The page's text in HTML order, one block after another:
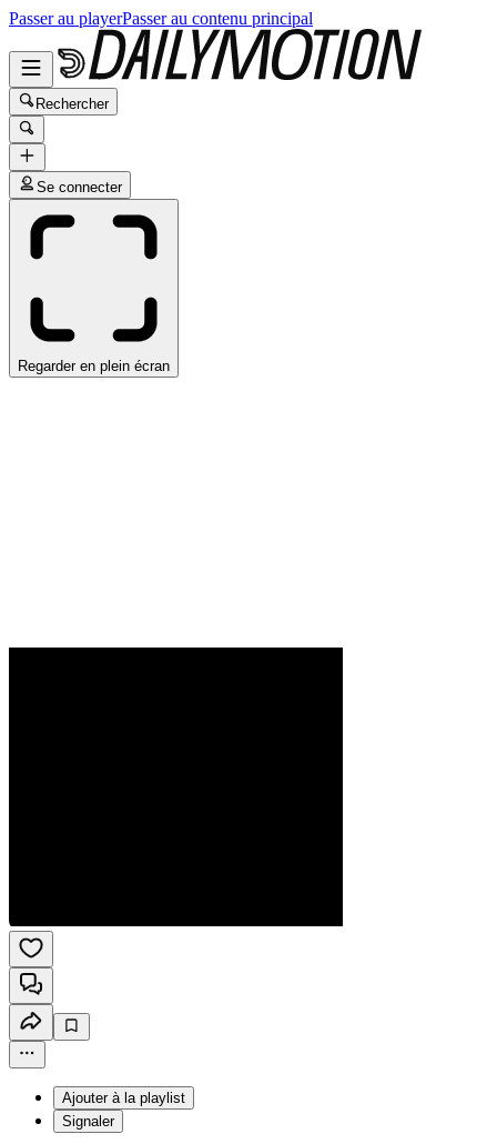
Passer au playerPasser au contenu principal
Rechercher
Se connecter
Regarder en plein écran
Ajouter à la playlist
Signaler